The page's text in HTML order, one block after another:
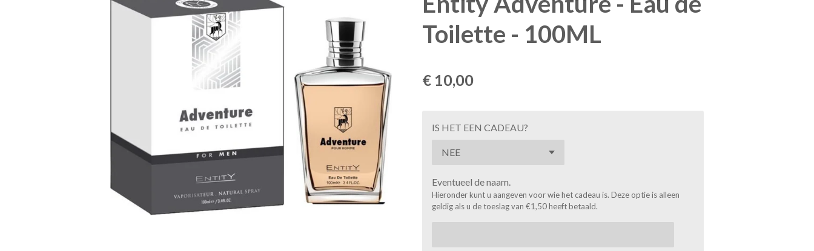
Toilette - 100ML
€ 10,00
IS HET EEN CADEAU?
Eventueel de naam.
Hieronder kunt u aangeven voor wie het cadeau is. Deze optie is alleen
geldig als u de toeslag van €1,50 heeft betaald.